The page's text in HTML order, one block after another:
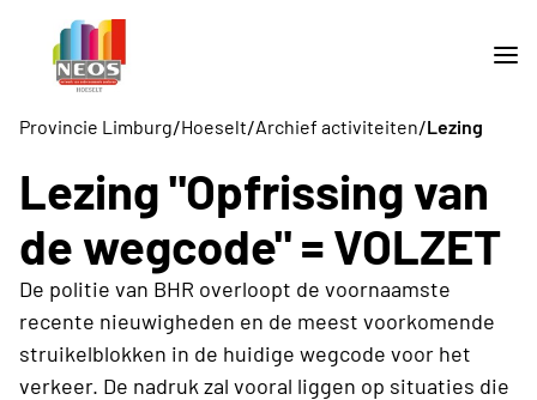
Provincie Limburg/Hoeselt/Archief activiteiten/Lezing
Lezing "Opfrissing van
de wegcode" = VOLZET
De politie van BHR overloopt de voornaamste
recente nieuwigheden en de meest voorkomende
struikelblokken in de huidige wegcode voor het
verkeer. De nadruk zal vooral liggen op situaties die